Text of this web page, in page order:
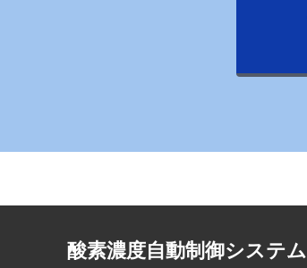
酸素濃度自動制御システム